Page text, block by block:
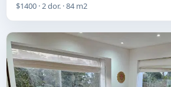
$1400 · 2 dor. · 84 m2